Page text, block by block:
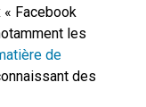
Facebook
les
de
des